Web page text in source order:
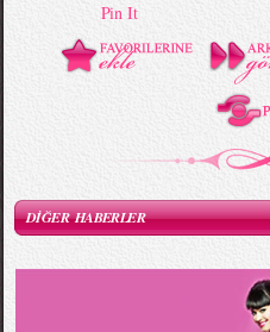
Pin It
DİĞER HABERLER